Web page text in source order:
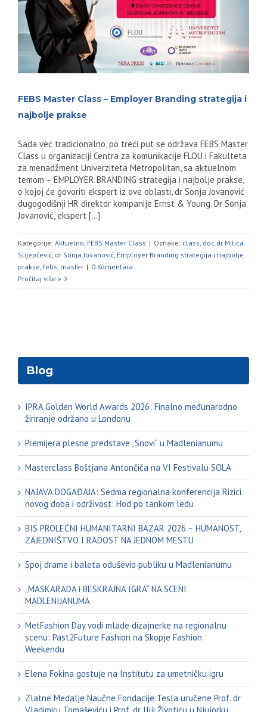
FEBS Master Class – Employer Branding strategija i
najbolje prakse
Sada već tradicionalno, po treći put se održava FEBS Master
Class u organizaciji Centra za komunikacije FLOU i Fakulteta
za menadžment Univerziteta Metropolitan, sa aktuelnom
temom – EMPLOYER BRANDING strategija i najbolje prakse,
o kojoj će govoriti ekspert iz ove oblasti, dr Sonja Jovanović
dugogodišnji HR direktor kompanije Ernst & Young. Dr Sonja
Jovanović, ekspert [...]
Kategorije: Aktuelno FEBS Master Class | Oznake: class doc.dr Milica
Slijepčević dr Sonja Jovanović Employer Branding strategija i najbolje
prakse febs master | 0 Komentara
Pročitaj više »
Blog
IPRA Golden World Awards 2026: Finalno međunarodno
žiriranje održano u Londonu
Premijera plesne predstave „Snovi“ u Madlenianumu
Masterclass Boštjana Antončiča na VI Festivalu SOLA
NAJAVA DOGAĐAJA: Sedma regionalna konferencija Rizici
novog doba i održivost: Hod po tankom ledu
BIS PROLEĆNI HUMANITARNI BAZAR 2026 – HUMANOST,
ZAJEDNIŠTVO I RADOST NA JEDNOM MESTU
Spoj drame i baleta oduševio publiku u Madlenianumu
„MASKARADA i BESKRAJNA IGRA“ NA SCENI
MADLENIJANUMA
MetFashion Day vodi mlade dizajnerke na regionalnu
scenu: Past2Future Fashion na Skopje Fashion
Weekendu
Elena Fokina gostuje na Institutu za umetničku igru
Zlatne Medalje Naučne Fondacije Tesla uručene Prof. dr